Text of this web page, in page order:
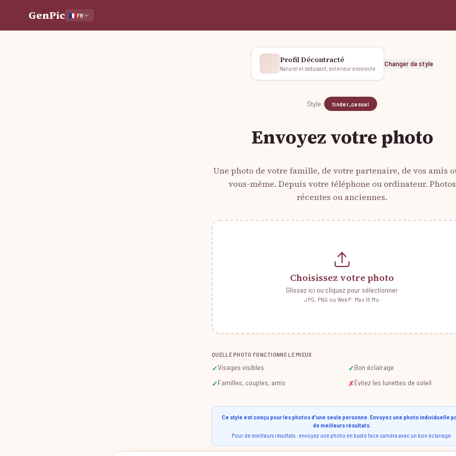
GenPic 🇫🇷FR
Profil Décontracté
Naturel et séduisant, extérieur ensoleillé
Changer de style
Style : tinder_casual
Envoyez votre photo
Une photo de votre famille, de votre partenaire, de vos amis
vous-même. Depuis votre téléphone ou ordinateur. Photos
récentes ou anciennes.
Choisissez votre photo
Glissez ici ou cliquez pour sélectionner
JPG, PNG ou WebP · Max 15 Mo
QUELLE PHOTO FONCTIONNE LE MIEUX
✓Visages visibles ✓Bon éclairage
✓Familles, couples, amis ✗Évitez les lunettes de soleil
Ce style est conçu pour les photos d'une seule personne. Envoyez une photo individuelle
de meilleurs résultats.
Pour de meilleurs résultats : envoyez une photo en buste face caméra avec un bon éclairage.